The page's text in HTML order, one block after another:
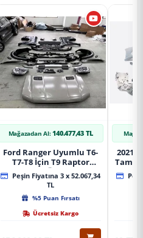
Mağazadan Al: 140.477,43 TL
Ford Ranger Uyumlu T6-
T7-T8 İçin T9 Raptor
Dönüşüm (Ön Arka Full)
Parça
Peşin Fiyatına 3 x 52.067,34
TL
%5 Puan Fırsatı
Ücretsiz Kargo
2021+